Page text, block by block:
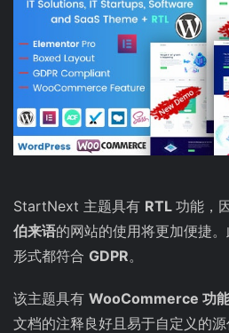
StartNext 主题具有 RTL 功能，
伯来语的网站的使用将更加便捷
形式都符合 GDPR。
该主题具有 WooCommerce 功
文档的注释良好且易于自定义的